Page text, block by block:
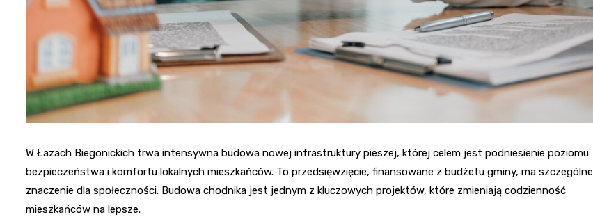
W Łazach Biegonickich trwa intensywna budowa nowej infrastruktury pieszej, której celem jest podniesienie poziomu
bezpieczeństwa i komfortu lokalnych mieszkańców. To przedsięwzięcie, finansowane z budżetu gminy, ma szczególne
znaczenie dla społeczności. Budowa chodnika jest jednym z kluczowych projektów, które zmieniają codzienność
mieszkańców na lepsze.